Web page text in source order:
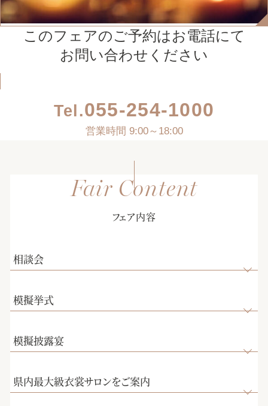
このフェアのご予約はお電話にて
お問い合わせください
Tel.055-254-1000
営業時間 9:00～18:00
フェア内容
相談会
模擬挙式
模擬披露宴
県内最大級衣裳サロンをご案内